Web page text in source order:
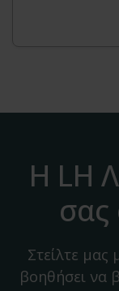
Η LH
σας
Στείλτε
βοηθήσει να